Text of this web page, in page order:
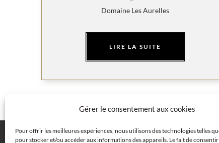
Gérer le consentement aux cookies
Pour offrir les meilleures expériences, nous utilisons des technologies telles
pour stocker et/ou accéder aux informations des appareils. Le fait de consentir
Domaine Les Aurelles
LIRE LA SUITE